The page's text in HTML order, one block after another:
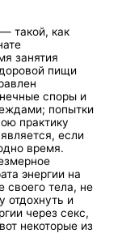
такой, как
занятия
пищи
споры и
попытки
практику
если
время.
энергии на
своего тела, не
отдохнуть и
через секс,
некоторые из